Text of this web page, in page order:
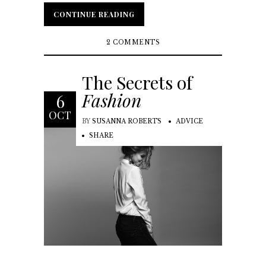
CONTINUE READING
CONTINUE READING
2 COMMENTS
6
OCT
The Secrets of
Fashion
BY SUSANNA ROBERTS
ADVICE
SHARE